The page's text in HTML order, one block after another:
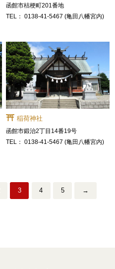
函館市桔梗町201番地
0138-41-5467 (亀田八幡宮内)
稲荷神社
函館市鍛治2丁目14番19号
0138-41-5467 (亀田八幡宮内)
3 4 5 →